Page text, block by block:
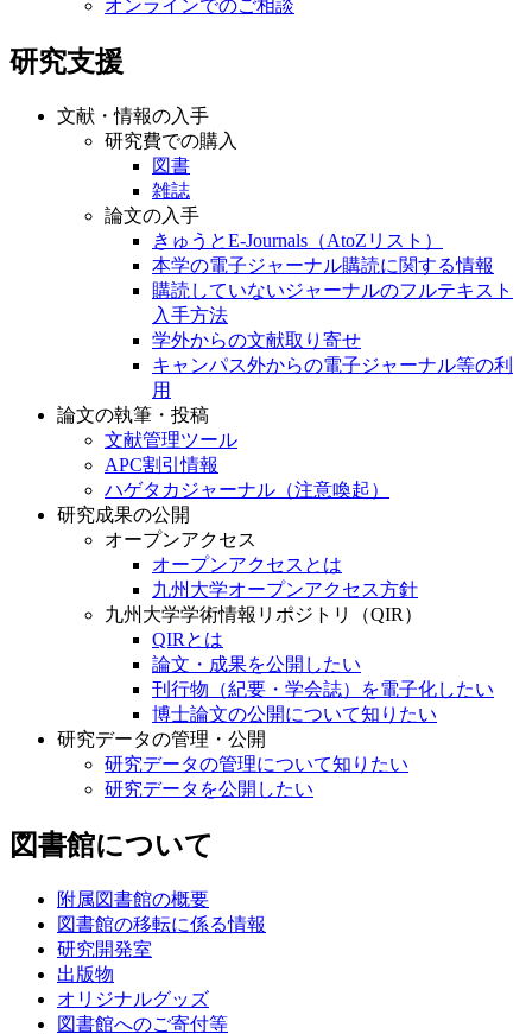
オンラインでのご相談
研究支援
文献・情報の入手
研究費での購入
図書
雑誌
論文の入手
きゅうとE-Journals（AtoZリスト）
本学の電子ジャーナル購読に関する情報
購読していないジャーナルのフルテキスト
入手方法
学外からの文献取り寄せ
キャンパス外からの電子ジャーナル等の利
用
論文の執筆・投稿
文献管理ツール
APC割引情報
ハゲタカジャーナル（注意喚起）
研究成果の公開
オープンアクセス
オープンアクセスとは
九州大学オープンアクセス方針
九州大学学術情報リポジトリ（QIR）
QIRとは
論文・成果を公開したい
刊行物（紀要・学会誌）を電子化したい
博士論文の公開について知りたい
研究データの管理・公開
研究データの管理について知りたい
研究データを公開したい
図書館について
附属図書館の概要
図書館の移転に係る情報
研究開発室
出版物
オリジナルグッズ
図書館へのご寄付等